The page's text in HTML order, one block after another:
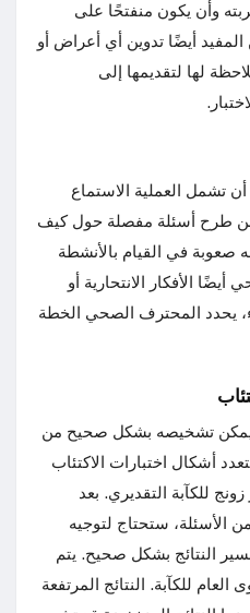
وأن يكون منفتحًا على
أيضًا تدوين أي أعراض أو
لها لتقديمها إلى
أن تشمل العملية الاستماع
طرح أسئلة مفصلة حول كيف
صعوبة في القيام بالأنشطة
الأفكار الانتحارية أو
يحدد المحترف الصحي الخطة
يمكن تشخيصه بشكل صحيح من
أشكال اختبارات الاكتئاب
زونج للكآبة التقديري. بعد
الأسئلة، ستحتاج لتوجيه
النتائج بشكل صحيح. يتم
العام للكآبة. النتائج المرتفعة